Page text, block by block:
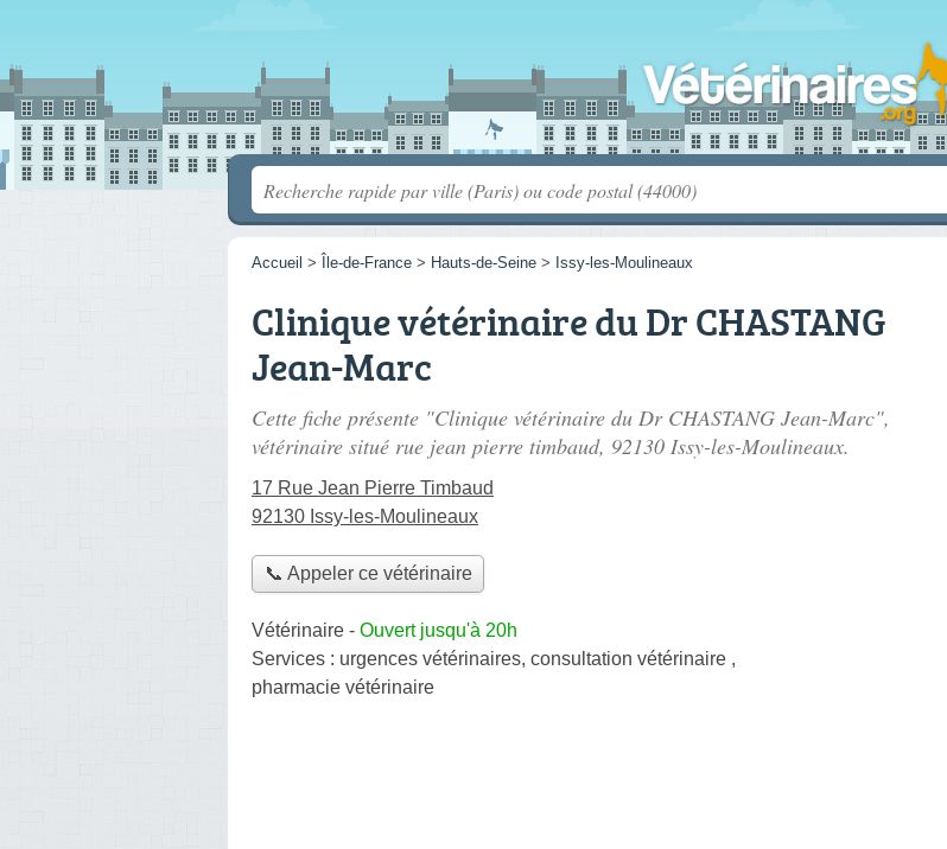
Accueil > Île-de-France > Hauts-de-Seine > Issy-les-Moulineaux
Clinique vétérinaire du Dr CHASTANG
Jean-Marc
Cette fiche présente "Clinique vétérinaire du Dr CHASTANG Jean-Marc",
vétérinaire situé rue jean pierre timbaud, 92130 Issy-les-Moulineaux.
17 Rue Jean Pierre Timbaud
92130 Issy-les-Moulineaux
📞 Appeler ce vétérinaire
Vétérinaire - Ouvert jusqu'à 20h
Services : urgences vétérinaires, consultation vétérinaire ,
pharmacie vétérinaire